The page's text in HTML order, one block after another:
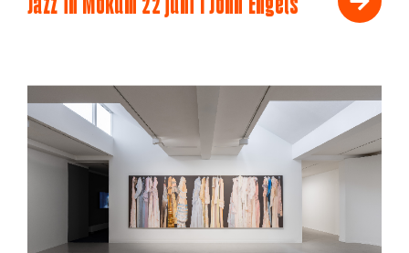
Jazz in Mokum 22 juni I John Engels